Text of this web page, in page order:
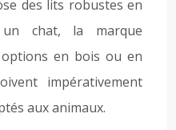
des lits robustes en
chat, la marque
en bois ou en
impérativement
aux animaux.